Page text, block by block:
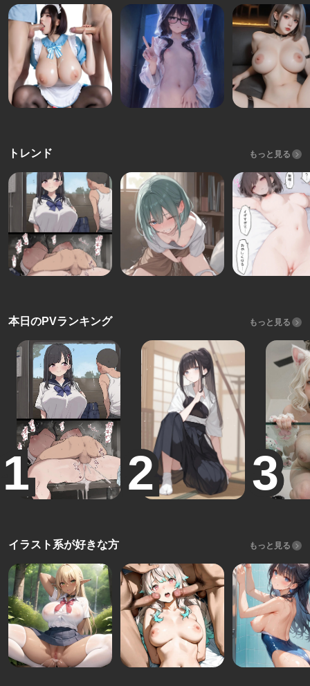
トレンド もっと見る
本日のPVランキング もっと見る
イラスト系が好きな方 もっと見る